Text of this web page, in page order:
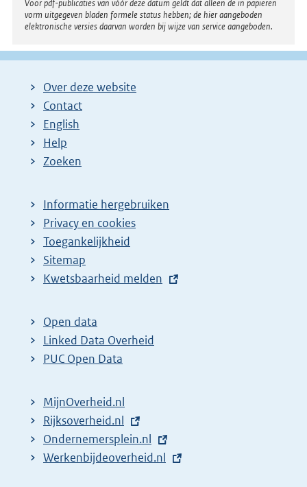
Voor pdf-publicaties van vóór deze datum geldt dat alleen de in papieren
vorm uitgegeven bladen formele status hebben; de hier aangeboden
elektronische versies daarvan worden bij wijze van service aangeboden.
Over deze website
Contact
English
Help
Zoeken
Informatie hergebruiken
Privacy en cookies
Toegankelijkheid
Sitemap
E
t
e
r
l
i
n
k
Kwetsbaarheid melden
Open data
Linked Data Overheid
PUC Open Data
MijnOverheid.nl
E
x
t
Rijksoverheid.nl
E
x
Ondernemersplein.nl
E
Werkenbijdeoverheid.nl